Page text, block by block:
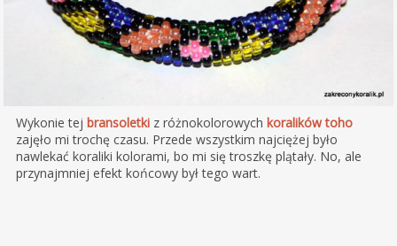
Wykonie tej bransoletkiz różnokolorowych koralików toho
zajęło mi trochę czasu. Przede wszystkim najciężej było
nawlekać koraliki kolorami, bo mi się troszkę plątały. No, ale
przynajmniej efekt końcowy był tego wart.